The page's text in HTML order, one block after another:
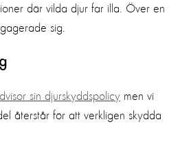
där vilda djur far illa. Över en
sig.
sin djurskyddspolicy men vi
återstår för att verkligen skydda